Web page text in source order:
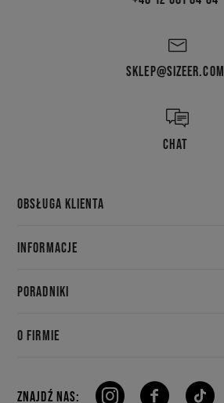
SKLEP@SIZEER.COM
CHAT
OBSŁUGA KLIENTA
INFORMACJE
PORADNIKI
O FIRMIE
ZNAJDŹ NAS: